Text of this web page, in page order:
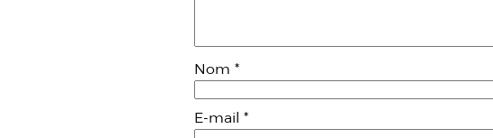
Nom*
E-mail*